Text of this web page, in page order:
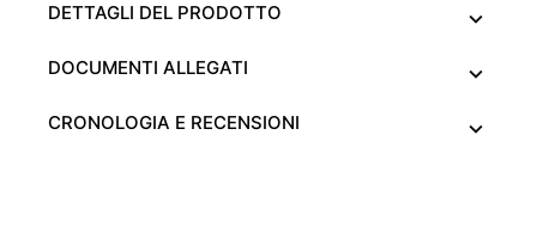
DETTAGLI DEL PRODOTTO
DOCUMENTI ALLEGATI
CRONOLOGIA E RECENSIONI